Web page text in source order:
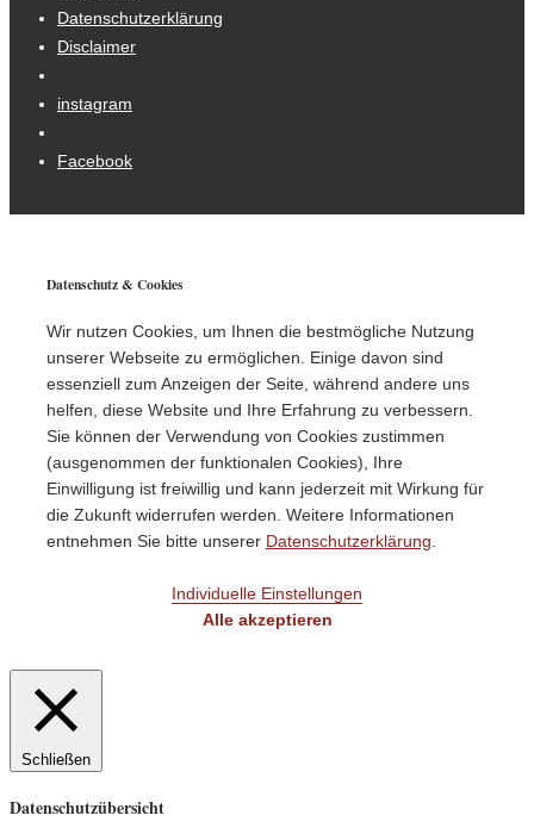
Datenschutzerklärung
Disclaimer
instagram
Facebook
Datenschutz & Cookies
Wir nutzen Cookies, um Ihnen die bestmögliche Nutzung
unserer Webseite zu ermöglichen. Einige davon sind
essenziell zum Anzeigen der Seite, während andere uns
helfen, diese Website und Ihre Erfahrung zu verbessern.
Sie können der Verwendung von Cookies zustimmen
(ausgenommen der funktionalen Cookies), Ihre
Einwilligung ist freiwillig und kann jederzeit mit Wirkung für
die Zukunft widerrufen werden. Weitere Informationen
entnehmen Sie bitte unserer Datenschutzerklärung.
Individuelle Einstellungen
Alle akzeptieren
Schließen
Datenschutzübersicht